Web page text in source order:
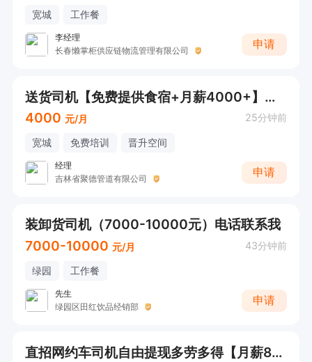
宽城 工作餐
李经理
长春懒掌柜供应链物流管理有限公司
申请
送货司机【免费提供食宿+月薪4000+】需要卸货
4000 元/月 25分钟前
宽城 免费培训 晋升空间
经理
吉林省聚德管道有限公司
申请
装卸货司机（7000-10000元）电话联系我
7000-10000 元/月 43分钟前
绿园 工作餐
先生
绿园区田红饮品经销部
申请
直招网约车司机自由提现多劳多得【月薪8000+】